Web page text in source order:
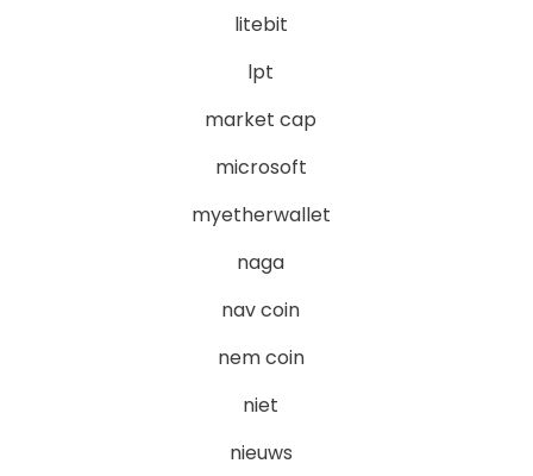
litebit
lpt
market cap
microsoft
myetherwallet
naga
nav coin
nem coin
niet
nieuws